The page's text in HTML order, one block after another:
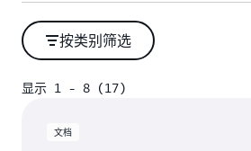
按类别筛选
显示 1 - 8 (17)
文档